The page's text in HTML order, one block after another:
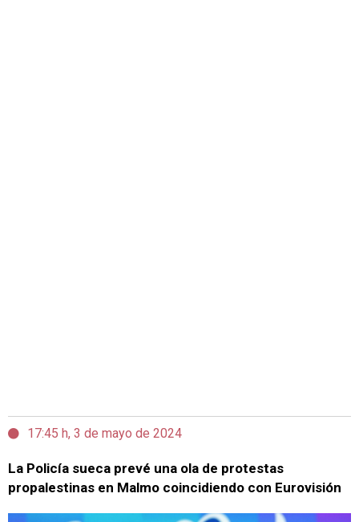
17:45 h, 3 de mayo de 2024
La Policía sueca prevé una ola de protestas
propalestinas en Malmo coincidiendo con Eurovisión